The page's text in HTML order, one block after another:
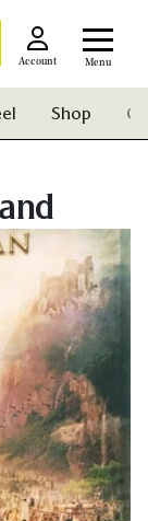
Account Menu
Zoek
Shop